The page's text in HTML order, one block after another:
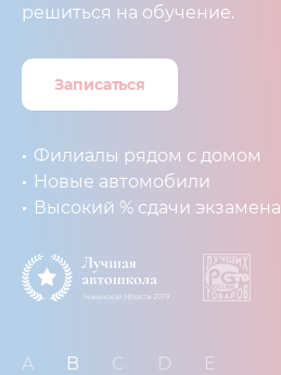
решиться на обучение.
Записаться
Филиалы рядом с домом
Новые автомобили
Высокий % сдачи экзамена
A B C D E